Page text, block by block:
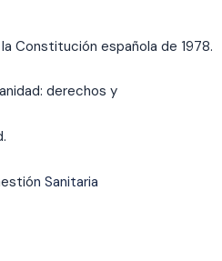
Constitución española de 1978.
derechos y
n Sanitaria